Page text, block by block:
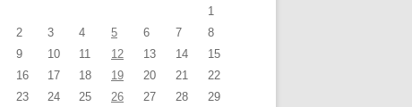
1
2
3 4 5 6 7
8
9
10 11 12 13 14
15
16
17 18 19 20 21
22
23
24 25 26 27 28
29